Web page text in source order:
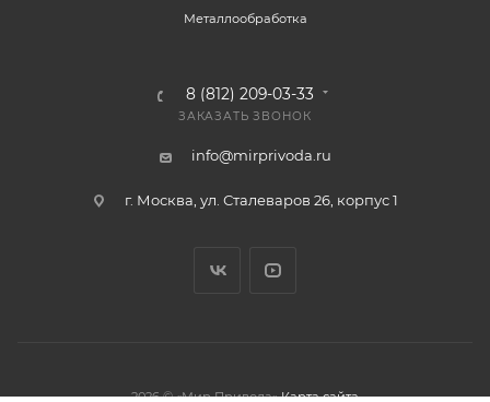
Металлообработка
8 (812) 209-03-33
ЗАКАЗАТЬ ЗВОНОК
info@mirprivoda.ru
г. Москва, ул. Сталеваров 26, корпус 1
2026 © «Мир Привода» Карта сайта